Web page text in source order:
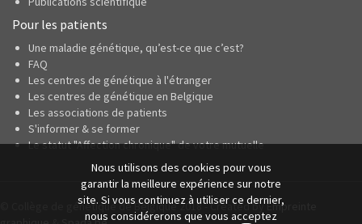
Pour les patients
Une maladie génétique, qu’est-ce que c’est?
FAQ
Les centres de génétique à l'étranger
Les centres de génétique en Belgique
Les associations de patients
S'informer & se former
Le statut "Affection chronique" de votre mutuelle
© Collège de génétique de Belgique 2018 - Created byEmpreinte
Nous utilisons des cookies pour vous
garantir la meilleure expérience sur notre
site. Si vous continuez à utiliser ce dernier,
nous considérerons que vous acceptez